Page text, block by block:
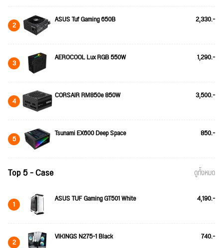
2 ASUS Tuf Gaming 650B 2,330.-
3 AEROCOOL Lux RGB 550W 1,290.-
4 CORSAIR RM850e 850W 3,500.-
5 Tsunami EX600 Deep Space 850.-
Top 5 - Case ดูทั้งหมด
1 ASUS TUF Gaming GT501 White 4,190.-
2 VIKINGS N275-1 Black 740.-